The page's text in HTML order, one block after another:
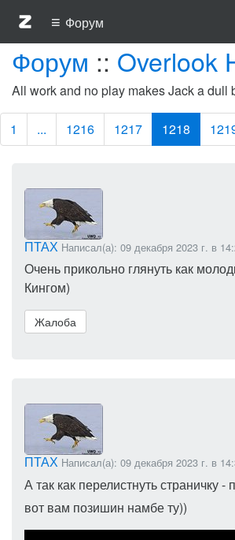
≡ Форум
Форум :: Overlook
All work and no play makes Jack a dull
1 ... 1216 1217 1218
ПТАХ Написал(а): 09 декабря 2023 г. в
Очень прикольно глянуть как
Кингом)
Жалоба
ПТАХ Написал(а): 09 декабря 2023 г. в
А так как перелистнуть страничку -
вот вам позишин намбе ту))